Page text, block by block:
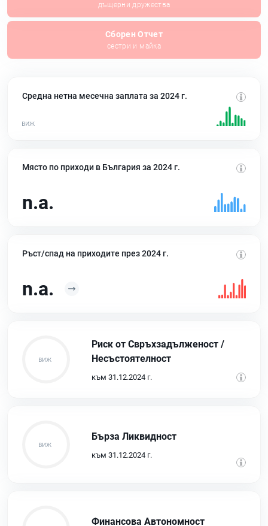
дъщерни дружества
Сборен Отчет
сестри и майка
Средна нетна месечна заплата за 2024 г.
Място по приходи в България за 2024 г.
n.a.
Ръст/спад на приходите през 2024 г.
n.a.
Риск от Свръхзадълженост /
Несъстоятелност
към 31.12.2024 г.
Бърза Ликвидност
към 31.12.2024 г.
Финансова Автономност